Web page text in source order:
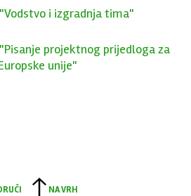
i izgradnja tima"
projektnog prijedloga za
unije"
NA VRH